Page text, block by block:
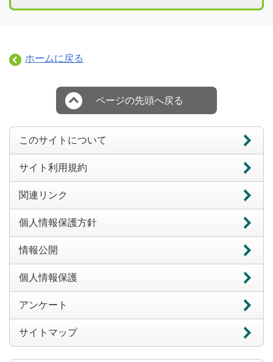
ホームに戻る
ページの先頭へ戻る
このサイトについて
サイト利用規約
関連リンク
個人情報保護方針
情報公開
個人情報保護
アンケート
サイトマップ